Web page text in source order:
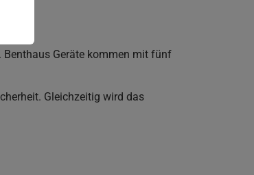
Benthaus Geräte kommen mit fünf
Gleichzeitig wird das